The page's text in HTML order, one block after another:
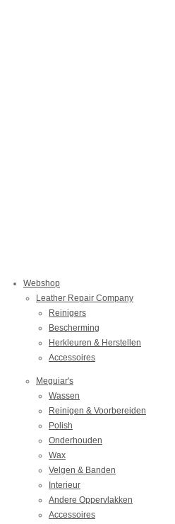
Webshop
Leather Repair Company
Reinigers
Bescherming
Herkleuren & Herstellen
Accessoires
Meguiar's
Wassen
Reinigen & Voorbereiden
Polish
Onderhouden
Wax
Velgen & Banden
Interieur
Andere Oppervlakken
Accessoires